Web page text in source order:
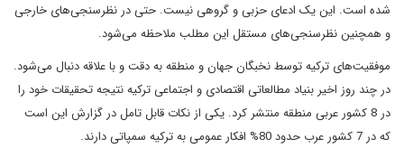
شده است. این یک ادعای حزبی و گروهی نیست. حتی در نظرسنجی‌های خارجی
و همچنین نظرسنجی‌های مستقل این مطلب ملاحظه می‌شود.
موفقیت‌های ترکیه توسط نخبگان جهان و منطقه به دقت و با علاقه دنبال می‌شود.
در چند روز اخیر بنیاد مطالعاتی اقتصادی و اجتماعی ترکیه نتیجه تحقیقات خود را
در 8 کشور عربی منطقه منتشر کرد. یکی از نکات قابل تامل در گزارش این است
که در 7 کشور عرب حدود 80% افکار عمومی ‌به ترکیه سمپاتی دارند.